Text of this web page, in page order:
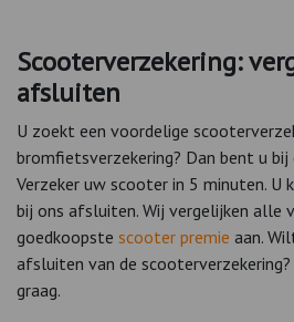
Scooterverzekering:
afsluiten
U zoekt een voordelige
bromfietsverzekering? Dan bent u
Verzeker uw scooter in 5 minuten. U
bij ons afsluiten. Wij vergelijken alle
goedkoopste scooter premie aan.
afsluiten van de scooterverzekering?
graag.